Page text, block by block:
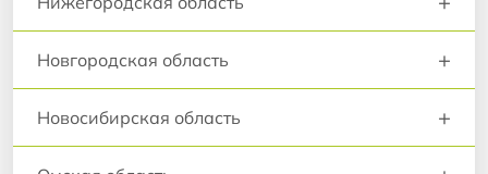
Новгородская область +
Новосибирская область +